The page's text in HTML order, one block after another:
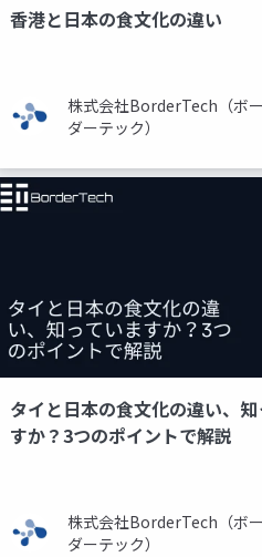
香港と日本の食文化の違い
株式会社BorderTech（ボー
ダーテック）
タイと日本の食文化の違い、
すか？3つのポイントで解説
株式会社BorderTech（ボー
ダーテック）